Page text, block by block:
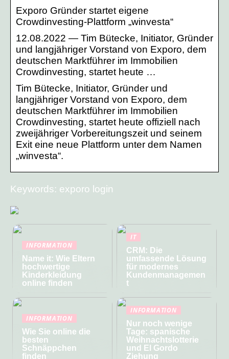
Exporo Gründer startet eigene
Crowdinvesting-Plattform „winvesta“
12.08.2022 — Tim Bütecke, Initiator, Gründer
und langjähriger Vorstand von Exporo, dem
deutschen Marktführer im Immobilien
Crowdinvesting, startet heute …
Tim Bütecke, Initiator, Gründer und
langjähriger Vorstand von Exporo, dem
deutschen Marktführer im Immobilien
Crowdinvesting, startet heute offiziell nach
zweijähriger Vorbereitungszeit und seinem
Exit eine neue Plattform unter dem Namen
„winvesta“.
Keywords: exporo login
INFORMATION
Name it: Wie Eltern
hochwertige
Kinderkleidung
online finden
IT
CRM: Die
umfassende Lösung
für modernes
Kundenmanagemen
t
INFORMATION
Wie Sie online die
besten
Schnäppchen
finden
INFORMATION
Nur noch wenige
Tage: spanische
Weihnachtslotterie
und El Gordo
Ziehung